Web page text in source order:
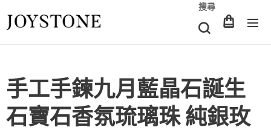
搜尋
手工手鍊九月藍晶石誕生
石寶石香氛琉璃珠 純銀玫